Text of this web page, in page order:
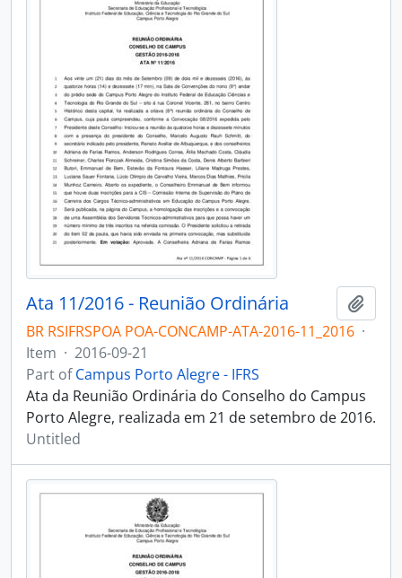
Ata 11/2016 - Reunião Ordinária
BR RSIFRSPOA POA-CONCAMP-ATA-2016-11_2016 ·
Item · 2016-09-21
Part ofCampus Porto Alegre - IFRS
Ata da Reunião Ordinária do Conselho do Campus
Porto Alegre, realizada em 21 de setembro de 2016.
Untitled